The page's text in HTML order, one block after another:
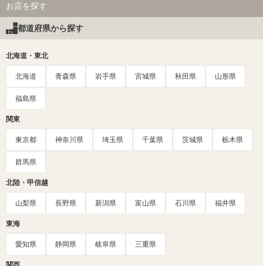
お店を探す
都道府県から探す
北海道・東北
北海道 青森県 岩手県 宮城県 秋田県 山形県
福島県
関東
東京都 神奈川県 埼玉県 千葉県 茨城県 栃木県
群馬県
北陸・甲信越
山梨県 長野県 新潟県 富山県 石川県 福井県
東海
愛知県 静岡県 岐阜県 三重県